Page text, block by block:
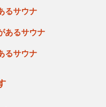
るサウナ
あるサウナ
るサウナ